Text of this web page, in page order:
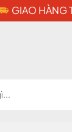
KẾT HÀNG